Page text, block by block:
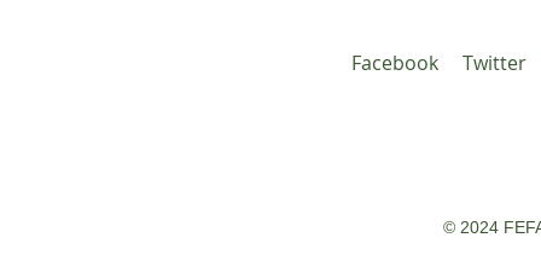
Facebook Twitter
© 2024